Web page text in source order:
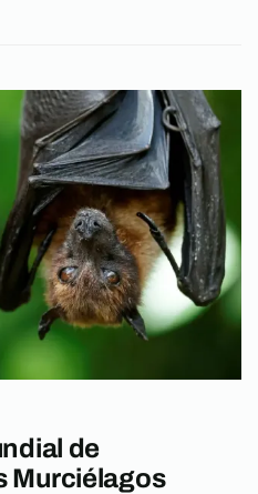
de
Murciélagos